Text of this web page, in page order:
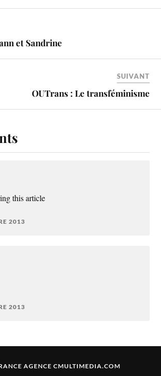
et Sandrine
SUIVANT
OUTrans : Le transféminisme
this article
2013
2013
AGENCE CMULTIMEDIA.COM